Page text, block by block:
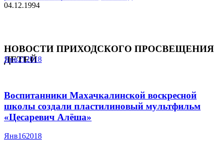
04.12.1994
НОВОСТИ ПРИХОДСКОГО ПРОСВЕЩЕНИЯ
ДЕТЕЙ
Янв212018
Воспитанники Махачкалинской воскресной
школы создали пластилиновый мультфильм
«Цесаревич Алёша»
Янв162018